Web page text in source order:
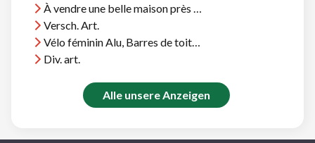
À vendre une belle maison près d'Agadir, vue océan, près plages et terrains golf
Versch. Art.
Vélo féminin Alu, Barres de toit Thule, et divers
Div. art.
Alle unsere Anzeigen